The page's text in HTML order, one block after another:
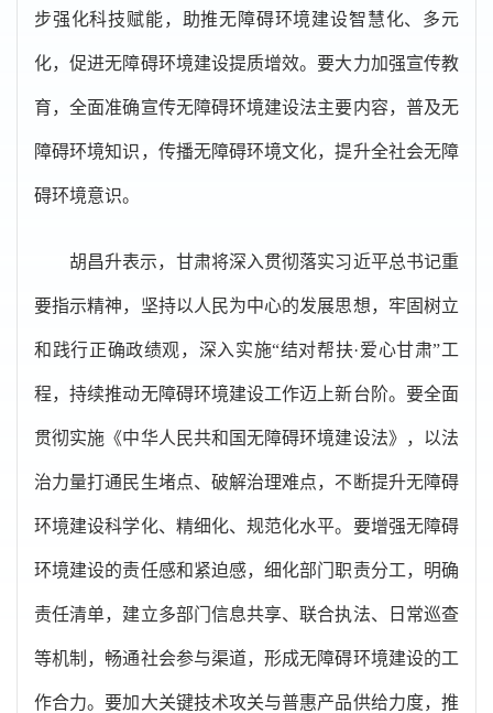
步强化科技赋能，助推无障碍环境建设智慧化、多元
化，促进无障碍环境建设提质增效。要大力加强宣传教
育，全面准确宣传无障碍环境建设法主要内容，普及无
障碍环境知识，传播无障碍环境文化，提升全社会无障
碍环境意识。
胡昌升表示，甘肃将深入贯彻落实习近平总书记重
要指示精神，坚持以人民为中心的发展思想，牢固树立
和践行正确政绩观，深入实施“结对帮扶·爱心甘肃”工
程，持续推动无障碍环境建设工作迈上新台阶。要全面
贯彻实施《中华人民共和国无障碍环境建设法》，以法
治力量打通民生堵点、破解治理难点，不断提升无障碍
环境建设科学化、精细化、规范化水平。要增强无障碍
环境建设的责任感和紧迫感，细化部门职责分工，明确
责任清单，建立多部门信息共享、联合执法、日常巡查
等机制，畅通社会参与渠道，形成无障碍环境建设的工
作合力。要加大关键技术攻关与普惠产品供给力度，推